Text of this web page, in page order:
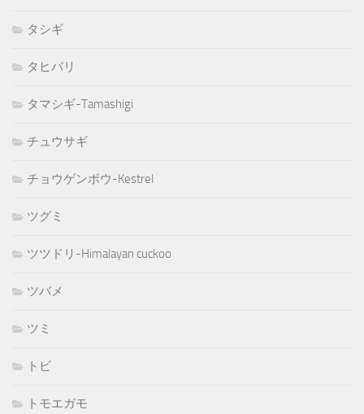
タシギ
タヒバリ
タマシギ-Tamashigi
チュウサギ
チョウゲンボウ-Kestrel
ツグミ
ツツドリ-Himalayan cuckoo
ツバメ
ツミ
トビ
トモエガモ